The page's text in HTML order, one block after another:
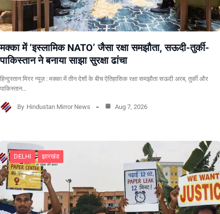
मक्का में ‘इस्लामिक NATO’ जैसा रक्षा समझौता, सऊदी-तुर्की-
पाकिस्तान ने बनाया साझा सुरक्षा ढांचा
हिन्दुस्तान मिरर न्यूज़ : मक्का में तीन देशों के बीच ऐतिहासिक रक्षा समझौता सऊदी अरब, तुर्की और
पाकिस्तान…
By Hindustan Mirror News Aug 7, 2026
DELHI झारखंड